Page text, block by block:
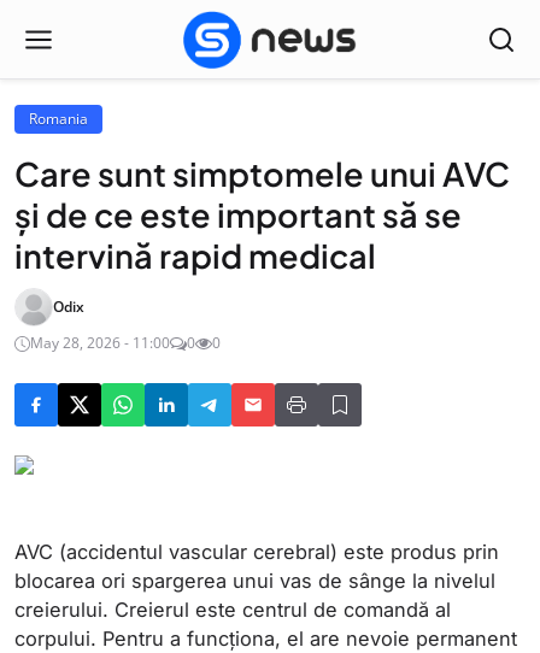
Romania
Care sunt simptomele unui AVC
și de ce este important să se
intervină rapid medical
Odix
May 28, 2026 - 11:00
0 0
AVC (accidentul vascular cerebral) este produs prin
blocarea ori spargerea unui vas de sânge la nivelul
creierului. Creierul este centrul de comandă al
corpului. Pentru a funcționa, el are nevoie permanent